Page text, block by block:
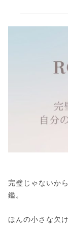
完璧じゃないか
鑑。
ほんの小さな欠